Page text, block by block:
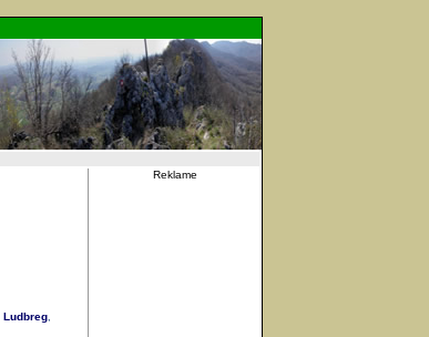
Ludbreg,
Reklame